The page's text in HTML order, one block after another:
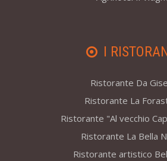
I
Ristorante Da
Ristorante La
Ristorante "Al vecchio
Ristorante La Bella
Ristorante artistico